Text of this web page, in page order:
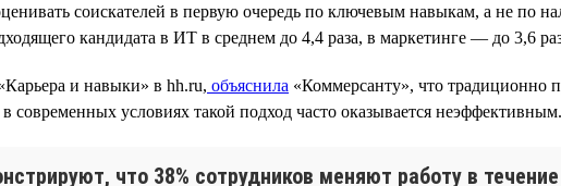
соискателей в первую очередь по ключевым навыкам, а не по
кандидата в ИТ в среднем до 4,4 раза, в маркетинге — до 3,6
и навыки» в hh.ru, объяснила «Коммерсанту», что традиционно
современных условиях такой подход часто оказывается неэффективным.
что 38% сотрудников меняют работу в